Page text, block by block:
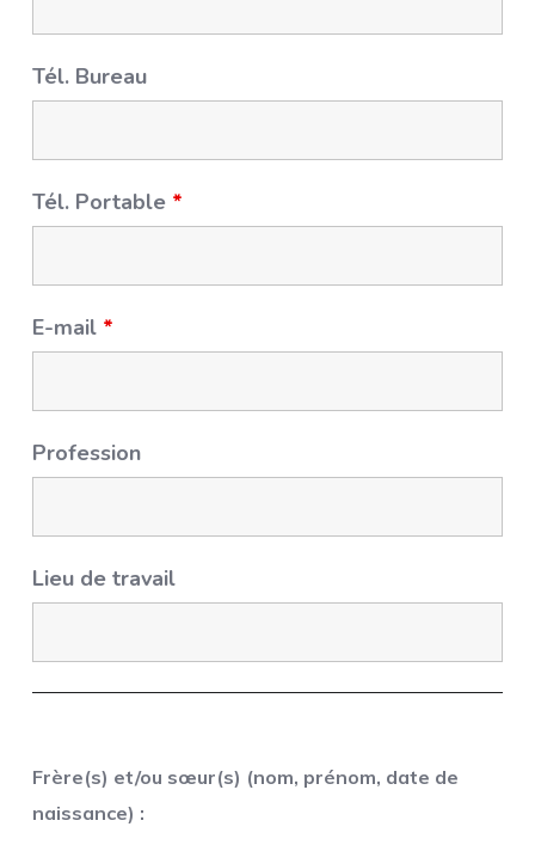
Tél. Bureau
Tél. Portable *
E-mail *
Profession
Lieu de travail
Frère(s) et/ou sœur(s) (nom, prénom, date de
naissance) :